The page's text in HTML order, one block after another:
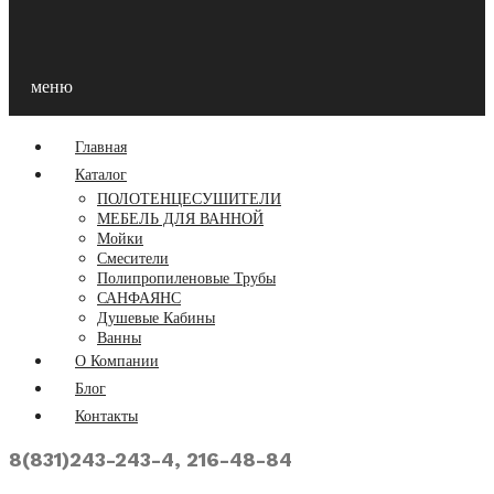
меню
Главная
Каталог
ПОЛОТЕНЦЕСУШИТЕЛИ
МЕБЕЛЬ ДЛЯ ВАННОЙ
Мойки
Смесители
Полипропиленовые Трубы
САНФАЯНС
Душевые Кабины
Ванны
О Компании
Блог
Контакты
8(831)243-243-4, 216-48-84